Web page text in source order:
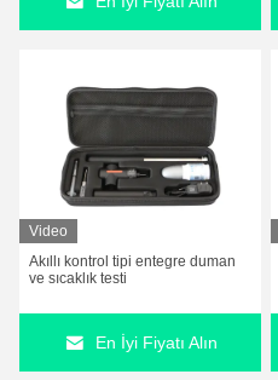
uygundur.
Video
Akıllı kontrol tipi entegre duman
ve sıcaklık testi
En İyi Fiyatı Alın